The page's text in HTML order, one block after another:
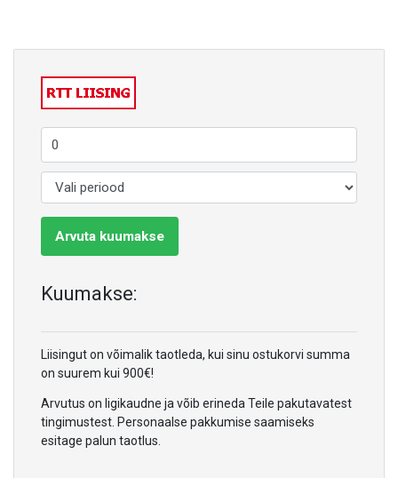
Arvuta kuumakse
Kuumakse:
Liisingut on võimalik taotleda, kui sinu ostukorvi summa
on suurem kui 900€!
Arvutus on ligikaudne ja võib erineda Teile pakutavatest
tingimustest. Personaalse pakkumise saamiseks
esitage palun taotlus.